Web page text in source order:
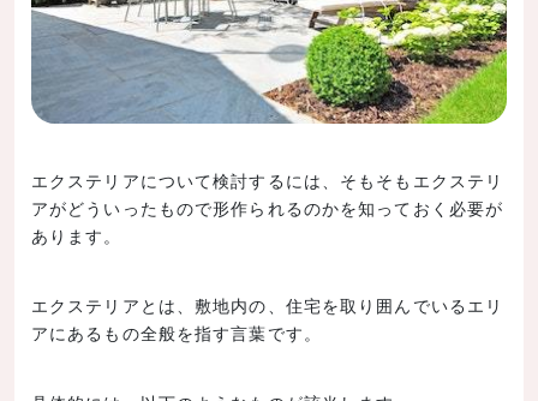
設計・デザインのポイント
外構の種類を知る
クローズド外構
セミクローズド外構（セミオープン外構）
デザインテイストを住宅に合わせる
家族の要望を反映する
よくある失敗談
エクステリアについて検討するには、そもそもエクステリ
アがどういったもので形作られるのかを知っておく必要が
あります。
エクステリアとは、敷地内の、住宅を取り囲んでいるエリ
アにあるもの全般を指す言葉です。